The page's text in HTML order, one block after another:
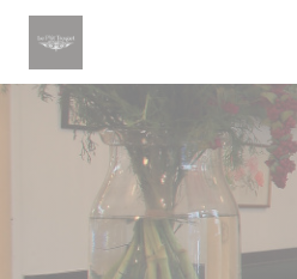
Personalizzazione delle tue scelte